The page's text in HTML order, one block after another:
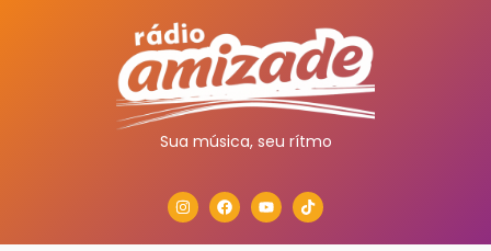
Sua música, seu rítmo